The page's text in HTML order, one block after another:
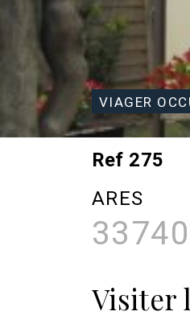
VIAGER
Ref 275
ARES
33740
Visiter